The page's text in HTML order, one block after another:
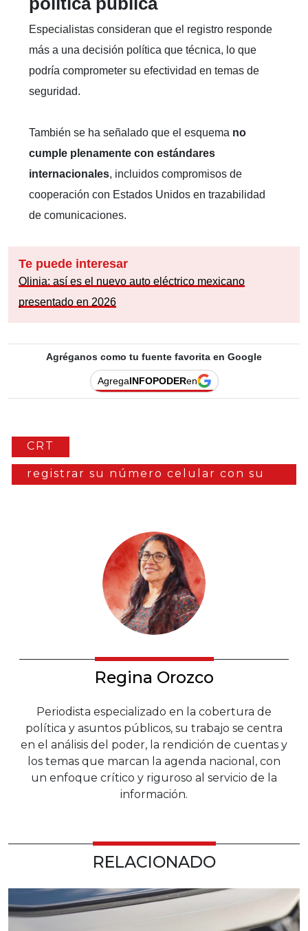
Especialistas consideran que el registro responde
más a una decisión política que técnica, lo que
podría comprometer su efectividad en temas de
seguridad.
También se ha señalado que el esquema no
cumple plenamente con estándares
internacionales, incluidos compromisos de
cooperación con Estados Unidos en trazabilidad
de comunicaciones.
Te puede interesar
Olinia: así es el nuevo auto eléctrico mexicano
presentado en 2026
Agréganos como tu fuente favorita en Google
AgregaINFOPODERen
CRT
registrar su número celular con su
Regina Orozco
Periodista especializado en la cobertura de
política y asuntos públicos, su trabajo se centra
en el análisis del poder, la rendición de cuentas y
los temas que marcan la agenda nacional, con
un enfoque crítico y riguroso al servicio de la
información.
RELACIONADO